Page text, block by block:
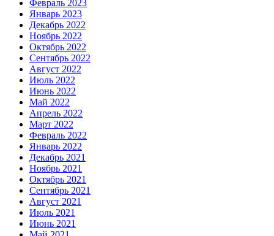
Февраль 2023
Январь 2023
Декабрь 2022
Ноябрь 2022
Октябрь 2022
Сентябрь 2022
Август 2022
Июль 2022
Июнь 2022
Май 2022
Апрель 2022
Март 2022
Февраль 2022
Январь 2022
Декабрь 2021
Ноябрь 2021
Октябрь 2021
Сентябрь 2021
Август 2021
Июль 2021
Июнь 2021